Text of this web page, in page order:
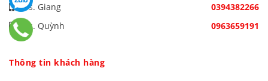
Mrs. Giang
0394382266
Mrs. Quỳnh
0963659191
Thông tin khách hàng